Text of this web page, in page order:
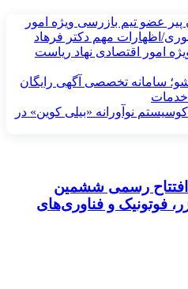
پیر عضو تيم بازرسی ويژه امور
اظهارات مهم دکتر فرهاد
امور اقتصادی نهاد ریاست
سامانه تخصصی آگهی رایگان
خدمات
نوآورانه «بیلی کوین» در
رسمی ششمین
فوتونیک و فناوری‌های